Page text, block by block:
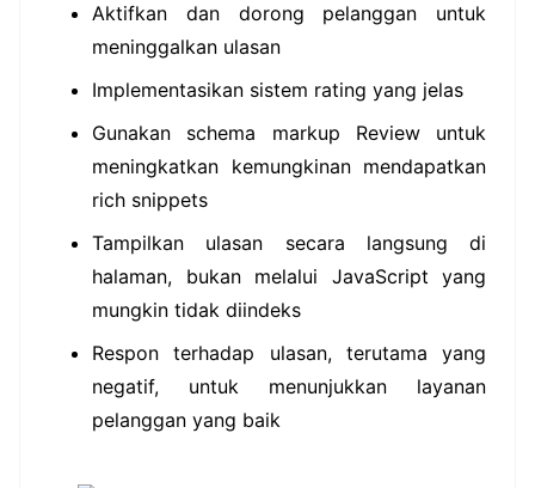
Aktifkan dan dorong pelanggan untuk
meninggalkan ulasan
Implementasikan sistem rating yang jelas
Gunakan schema markup Review untuk
meningkatkan kemungkinan mendapatkan
rich snippets
Tampilkan ulasan secara langsung di
halaman, bukan melalui JavaScript yang
mungkin tidak diindeks
Respon terhadap ulasan, terutama yang
negatif, untuk menunjukkan layanan
pelanggan yang baik